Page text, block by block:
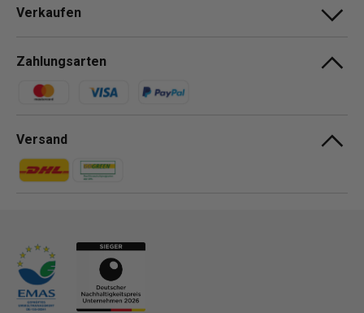
Verkaufen
Zahlungsarten
Zahlungsmethoden
Versand
Zahlungsmethoden
Zahlungsmethoden